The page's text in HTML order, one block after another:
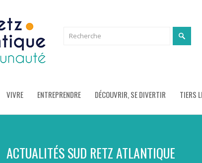
VIVRE ENTREPRENDRE DÉCOUVRIR, SE DIVERTIR TIERS
ACTUALITÉS SUD RETZ ATLANTIQUE